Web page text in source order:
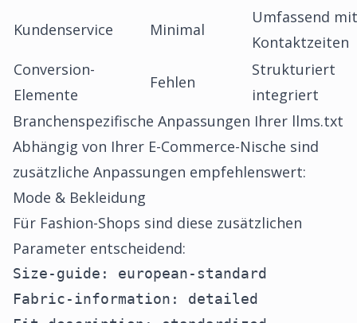
Kundenservice Minimal
Umfassend mit
Kontaktzeiten
Conversion-
Elemente
Fehlen
Strukturiert
integriert
Branchenspezifische Anpassungen Ihrer llms.txt
Abhängig von Ihrer E-Commerce-Nische sind
zusätzliche Anpassungen empfehlenswert:
Mode & Bekleidung
Für Fashion-Shops sind diese zusätzlichen
Parameter entscheidend:
Size-guide: european-standard
Fabric-information: detailed